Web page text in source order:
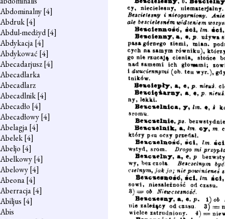
Abdominalny[4]
Abdruk[4]
Abdul-medżyd[4]
Abdykacja[4]
Abdykować [4]
Abecadarjusz[4]
Abecadlarka
Abecadlarz
Abecadlnik[4]
Abecadło [4]
Abecadłowy[4]
Abelagja[4]
Abelek[4]
Abeljo [4]
Abelkowy[4]
Abelowy[4]
Abeona[4]
Aberracja[4]
Abiljus [4]
Abis